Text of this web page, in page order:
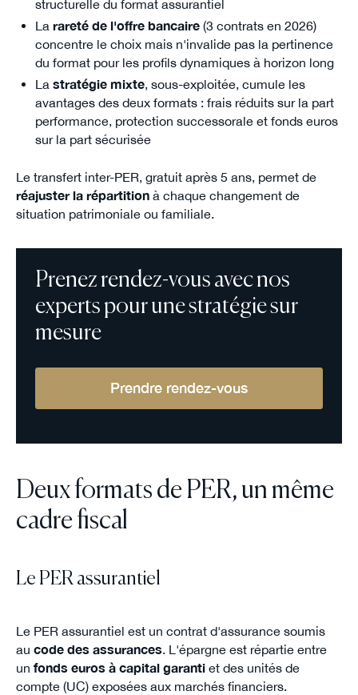
structurelle du format assurantiel
La rareté de l'offre bancaire(3 contrats en 2026)
concentre le choix mais n'invalide pas la pertinence
du format pour les profils dynamiques à horizon long
La stratégie mixte, sous-exploitée, cumule les
avantages des deux formats : frais réduits sur la part
performance, protection successorale et fonds euros
sur la part sécurisée
Le transfert inter-PER, gratuit après 5 ans, permet de
réajuster la répartitionà chaque changement de
situation patrimoniale ou familiale.
Prenez rendez-vous avec nos
experts pour une stratégie sur
mesure
Prendre rendez-vous
Deux formats de PER, un même
cadre fiscal
Le PER assurantiel
Le PER assurantiel est un contrat d'assurance soumis
au code des assurances. L'épargne est répartie entre
un fonds euros à capital garantiet des unités de
compte (UC) exposées aux marchés financiers.